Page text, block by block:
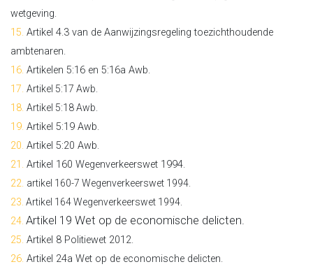
wetgeving.
15. Artikel 4.3 van de Aanwijzingsregeling toezichthoudende
ambtenaren.
16. Artikelen 5:16 en 5:16a Awb.
17. Artikel 5:17 Awb.
18. Artikel 5:18 Awb.
19. Artikel 5:19 Awb.
20. Artikel 5:20 Awb.
21. Artikel 160 Wegenverkeerswet 1994.
22. artikel 160-7 Wegenverkeerswet 1994.
23. Artikel 164 Wegenverkeerswet 1994.
24. Artikel 19 Wet op de economische delicten.
25. Artikel 8 Politiewet 2012.
26. Artikel 24a Wet op de economische delicten.